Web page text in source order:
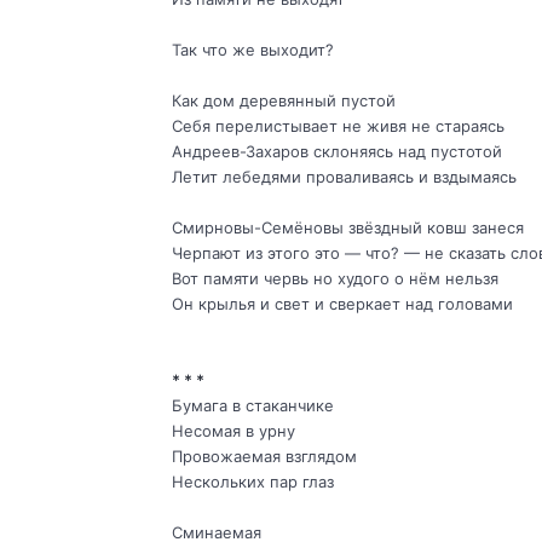
Так что же выходит?
Как дом деревянный пустой
Себя перелистывает не живя не стараясь
Андреев-Захаров склоняясь над пустотой
Летит лебедями проваливаясь и вздымаясь
Смирновы-Семёновы звёздный ковш занеся
Черпают из этого это — что? — не сказать
Вот памяти червь но худого о нём нельзя
Он крылья и свет и сверкает над головами
* * *
Бумага в стаканчике
Несомая в урну
Провожаемая взглядом
Нескольких пар глаз
Сминаемая